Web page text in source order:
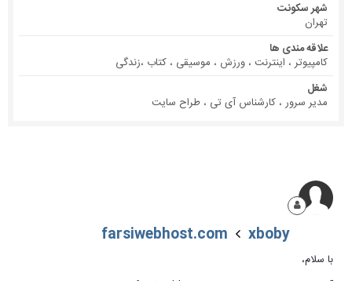
شهر سکونت
تهران
علاقه مندی ها
کامپیوتر ، اینترنت ، ورزش ، موسیقی ، کتاب ،زندگی
شغل
مدیر سرور ، کارشناس آی تی ، طراح سایت
xboby
farsiwebhost.com
با سلام،